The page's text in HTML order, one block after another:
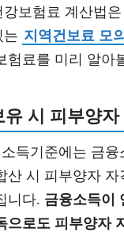
보험료 계산법
는 지역건보료 모
험료를 미리 알아
유 시 피부양
득기준에는 금융
산 시 피부양자
니다. 금융소득이
으로도 피부양자